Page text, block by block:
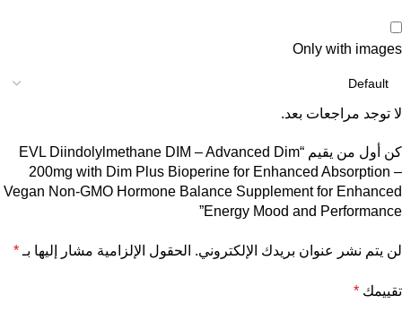
Only with images
لا توجد مراجعات بعد.
كن أول من يقيم “EVL Diindolylmethane DIM – Advanced Dim
200mg with Dim Plus Bioperine for Enhanced Absorption –
Vegan Non-GMO Hormone Balance Supplement for Enhanced
Energy Mood and Performance”
لن يتم نشر عنوان بريدك الإلكتروني. الحقول الإلزامية مشار إليها بـ *
تقييمك *